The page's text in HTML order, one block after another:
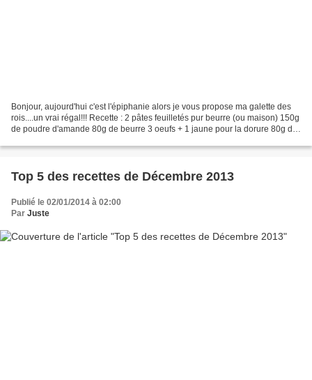
Bonjour, aujourd'hui c'est l'épiphanie alors je vous propose ma galette des
rois....un vrai régal!!! Recette : 2 pâtes feuilletés pur beurre (ou maison) 150g
de poudre d'amande 80g de beurre 3 oeufs + 1 jaune pour la dorure 80g de
Top 5 des recettes de Décembre 2013
Publié le 02/01/2014 à 02:00
Par Juste